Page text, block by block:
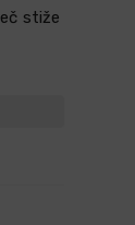
stiže